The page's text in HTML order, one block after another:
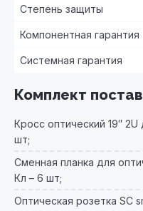
Степень защиты
Компонентная гарантия
Системная гарантия
Комплект
Кросс оптический 19″
шт;
Сменная планка для
Кл – 6 шт;
Оптическая розетка SC